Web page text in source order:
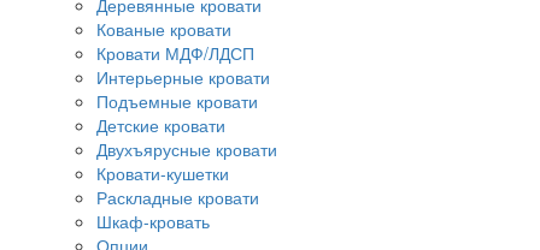
Деревянные кровати
Кованые кровати
Кровати МДФ/ЛДСП
Интерьерные кровати
Подъемные кровати
Детские кровати
Двухъярусные кровати
Кровати-кушетки
Раскладные кровати
Шкаф-кровать